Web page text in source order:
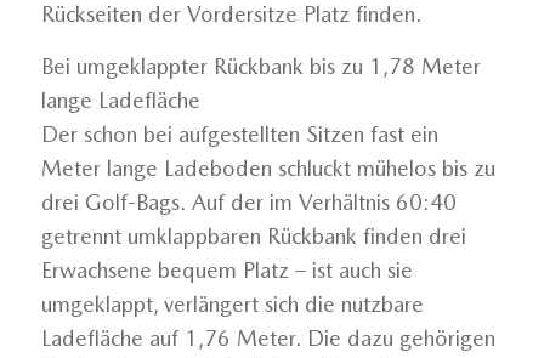
Rückseiten der Vordersitze Platz finden.
Bei umgeklappter Rückbank bis zu 1,78 Meter
lange Ladefläche
Der schon bei aufgestellten Sitzen fast ein
Meter lange Ladeboden schluckt mühelos bis zu
drei Golf-Bags. Auf der im Verhältnis 60:40
getrennt umklappbaren Rückbank finden drei
Erwachsene bequem Platz – ist auch sie
umgeklappt, verlängert sich die nutzbare
Ladefläche auf 1,76 Meter. Die dazu gehörigen